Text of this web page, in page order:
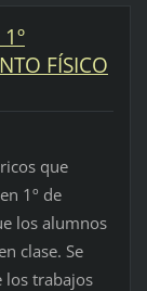
FÍSICO
que
1º de
los alumnos
clase. Se
los trabajos